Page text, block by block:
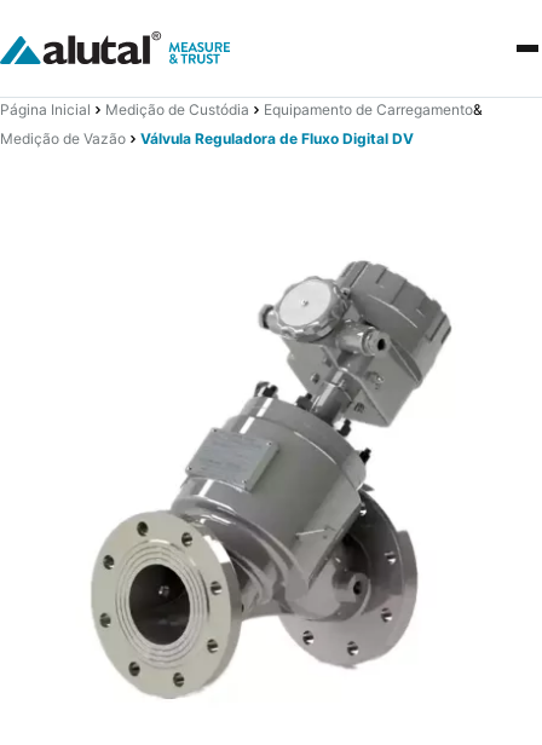
Página Inicial Medição de Custódia Equipamento de Carregamento&
Medição de Vazão
Válvula Reguladora de Fluxo Digital DV